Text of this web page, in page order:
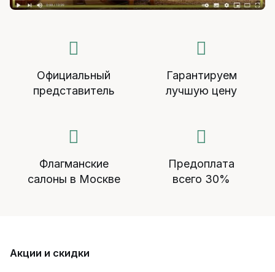
Официальный
представитель
Гарантируем
лучшую цену
Флагманские
салоны в Москве
Предоплата
всего 30%
Акции и скидки